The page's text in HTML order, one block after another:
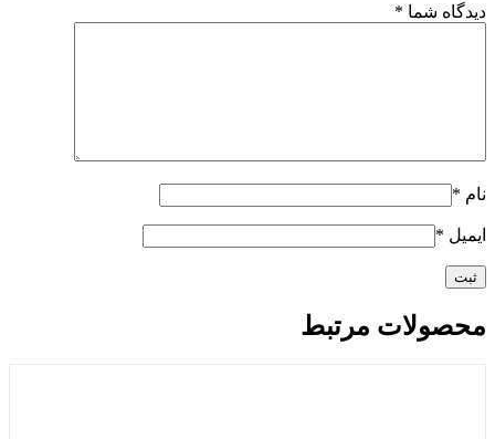
دیدگاه شما *
نام *
ایمیل *
محصولات مرتبط